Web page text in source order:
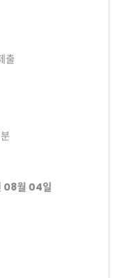
출
08월 04일​